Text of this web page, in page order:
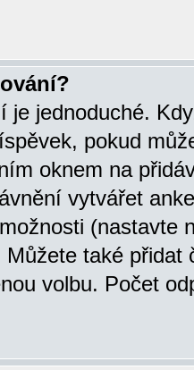
je jednoduché.
pokud
oknem na
vytvářet
(nastavte
Můžete také přidat
volbu. Počet